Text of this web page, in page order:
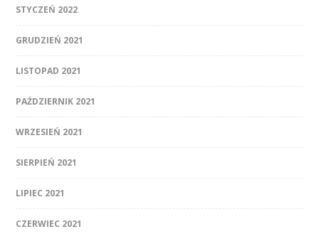
STYCZEŃ 2022
GRUDZIEŃ 2021
LISTOPAD 2021
PAŹDZIERNIK 2021
WRZESIEŃ 2021
SIERPIEŃ 2021
LIPIEC 2021
CZERWIEC 2021